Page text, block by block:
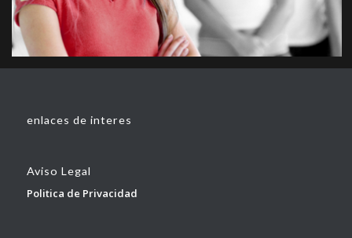
enlaces de interes
Aviso Legal
Politica de Privacidad